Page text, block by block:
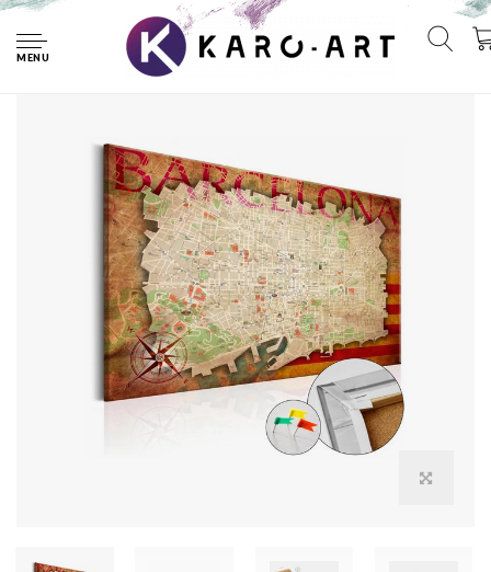
MENU
Afbeelding op kurk - Kaart van Barcelona, Multikleur , 1luik